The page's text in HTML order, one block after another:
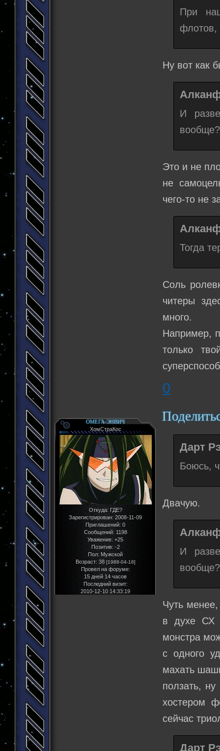
При
флотов,
Ну вот как
И
вообще?
Это и не
не
чего-то не
Тогда
Соль
читеры
много.
Например,
только
0
ОМЕГА-ЭНВИЧ
ХомСтраКос
Откуда: ГДЕ?
Зарегистрирован: 2008-11-09
Приглашений: 0
Сообщений: 1198
Уважение: +25
Позитив: -2
Пол: Мужской
Возраст: 38[1988-04-18]
Провел на форуме:
15 дней 14 часов
Последний визит:
2010-12-10 14:33:19
Дарт
Боюсь,
Двачую.
И
вообще?
Чуть
в духе СХ
монстра
с одного
махать
ползать,
хостером
сейчас
Дарт